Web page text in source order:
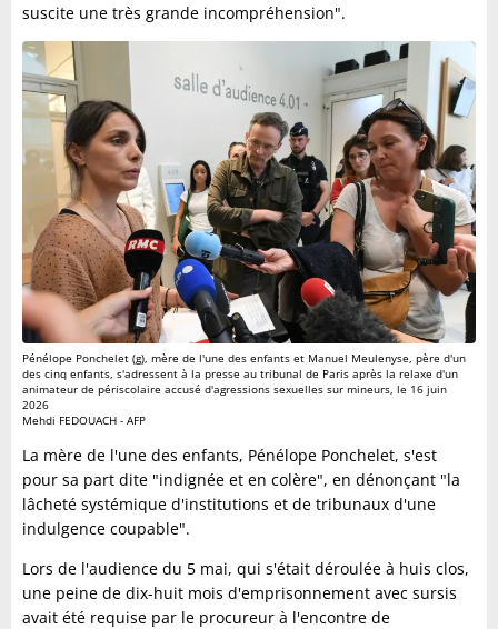
suscite une très grande incompréhension".
Pénélope Ponchelet (g), mère de l'une des enfants et Manuel Meulenyse, père d'un
des cinq enfants, s'adressent à la presse au tribunal de Paris après la relaxe d'un
animateur de périscolaire accusé d'agressions sexuelles sur mineurs, le 16 juin
2026
Mehdi FEDOUACH - AFP
La mère de l'une des enfants, Pénélope Ponchelet, s'est
pour sa part dite "indignée et en colère", en dénonçant "la
lâcheté systémique d'institutions et de tribunaux d'une
indulgence coupable".
Lors de l'audience du 5 mai, qui s'était déroulée à huis clos,
une peine de dix-huit mois d'emprisonnement avec sursis
avait été requise par le procureur à l'encontre de